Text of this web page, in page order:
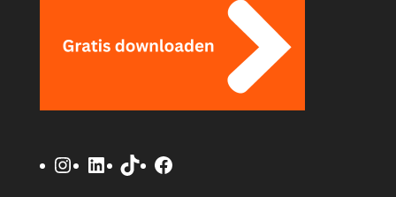
Instagram
LinkedIn
TikTokFacebook